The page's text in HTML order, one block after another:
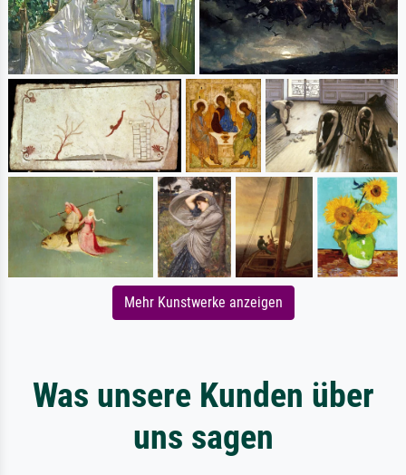
Mehr Kunstwerke anzeigen
Was unsere Kunden über
uns sagen